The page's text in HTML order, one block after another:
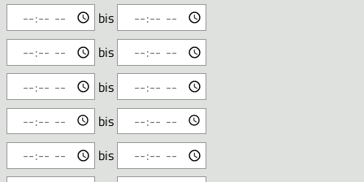
bis
bis
bis
bis
bis